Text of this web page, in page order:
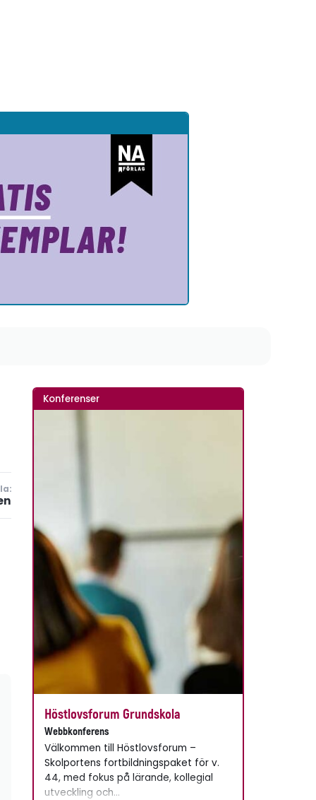
Konferenser
Höstlovsforum Grundskola
Webbkonferens
Välkommen till Höstlovsforum –
Skolportens fortbildningspaket för v.
44, med fokus på lärande, kollegial
utveckling och…